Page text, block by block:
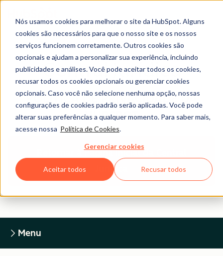
Nós usamos cookies para melhorar o site da HubSpot. Alguns
cookies são necessários para que o nosso site e os nossos
serviços funcionem corretamente. Outros cookies são
opcionais e ajudam a personalizar sua experiência, incluindo
publicidades e análises. Você pode aceitar todos os cookies,
recusar todos os cookies opcionais ou gerenciar cookies
opcionais. Caso você não selecione nenhuma opção, nossas
configurações de cookies padrão serão aplicadas. Você pode
alterar suas preferências a qualquer momento. Para saber mais,
acesse nossa Política de Cookies.
Gerenciar cookies
Aceitar todos Recusar todos
Central Jurídica
POLÍTICA DE PRIVACIDADE DA
HUBSPOT
Retornar à Página Inicial da Central
Jurídica
Menu